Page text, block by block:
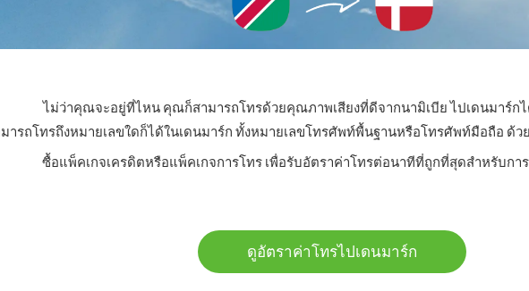
ไม่ว่าคุณจะอยู่ที่ไหน คุณก็สามารถโทรด้วยคุณภาพเสียงที่ดีจากนามิเบีย ไปเดนมาร์กไ
ารถโทรถึงหมายเลขใดก็ได้ในเดนมาร์ก ทั้งหมายเลขโทรศัพท์พื้นฐานหรือโทรศัพท์มือถือ ด้วย
ซื้อแพ็คเกจเครดิตหรือแพ็คเกจการโทร เพื่อรับอัตราค่าโทรต่อนาทีที่ถูกที่สุดสำหรับกา
ดูอัตราค่าโทรไปเดนมาร์ก